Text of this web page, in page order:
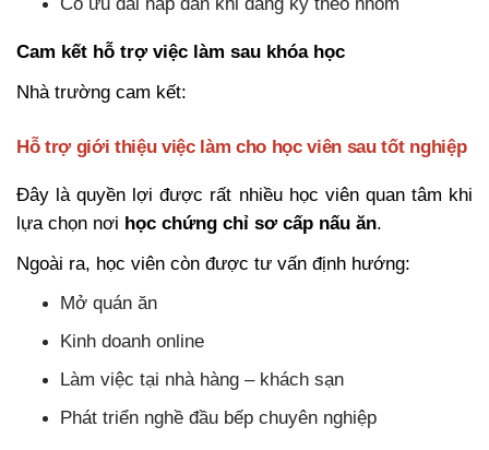
Cam kết hỗ trợ việc làm sau khóa học
Nhà trường cam kết:
Hỗ trợ giới thiệu việc làm cho học viên sau tốt nghiệp
Đây là quyền lợi được rất nhiều học viên quan tâm khi
lựa chọn nơi học chứng chỉ sơ cấp nấu ăn.
Ngoài ra, học viên còn được tư vấn định hướng:
Mở quán ăn
Kinh doanh online
Làm việc tại nhà hàng – khách sạn
Phát triển nghề đầu bếp chuyên nghiệp